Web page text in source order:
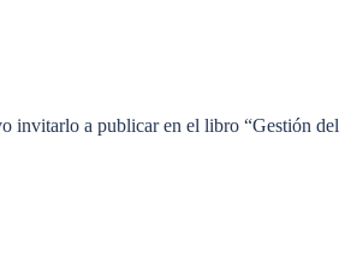
invitarlo a publicar en el libro “Gestión del